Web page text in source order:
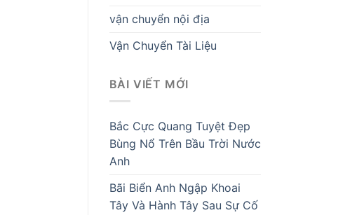
vận chuyển nội địa
Vận Chuyển Tài Liệu
BÀI VIẾT MỚI
Bắc Cực Quang Tuyệt Đẹp
Bùng Nổ Trên Bầu Trời Nước
Anh
Bãi Biển Anh Ngập Khoai
Tây Và Hành Tây Sau Sự Cố